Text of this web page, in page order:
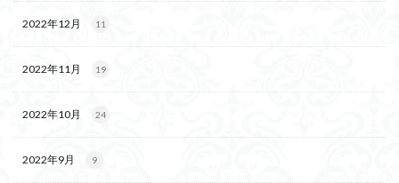
2022年12月 11
2022年11月 19
2022年10月 24
2022年9月 9